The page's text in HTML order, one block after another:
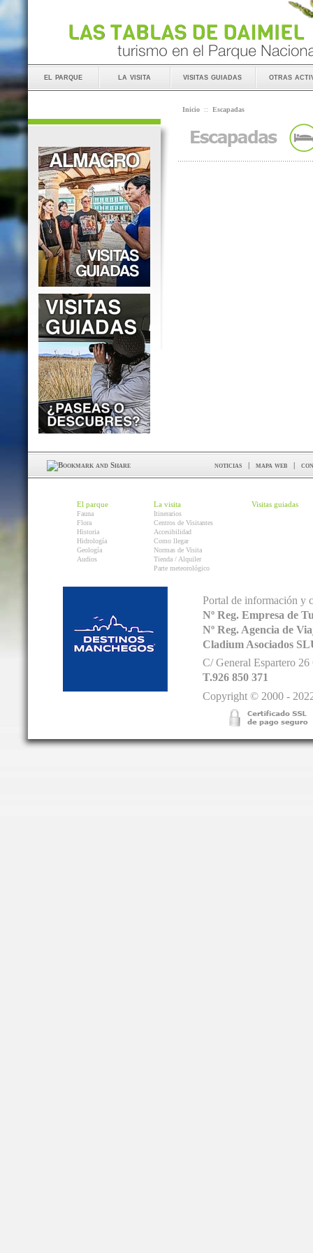
el parque la visita visitas guiadas otras
Inicio :: Escapadas
noticias | mapa web |
El parque
Fauna
Flora
Historia
Hidrología
Geología
Audios
La visita
Itinerarios
Centros de Visitantes
Accesibilidad
Como llegar
Normas de Visita
Tienda / Alquiler
Parte meteorológico
Visitas guiadas
Portal de información y
Nº Reg. Empresa de
Nº Reg. Agencia de
Cladium Asociados
C/ General Espartero
T.926 850 371
Copyright © 2000 -